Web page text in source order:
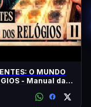
O MUNDO
- Manual da